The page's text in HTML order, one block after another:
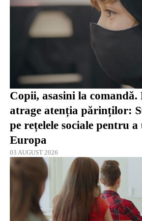
Copii, asasini la
atrage atenția părinților:
pe rețelele sociale pentru a
Europa
03 AUGUST 2026